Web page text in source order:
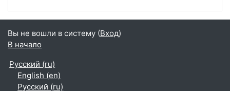
Вы не вошли в систему (Вход)
В начало
Русский ‎(ru)‎
English ‎(en)‎
Русский ‎(ru)‎